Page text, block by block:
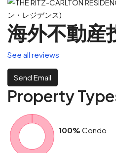
海外不動産
See all reviews
Send Email
Property
100% Condo